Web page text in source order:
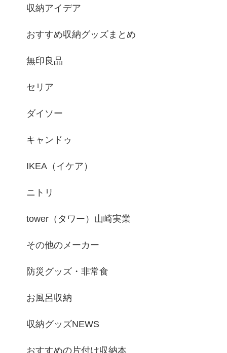
収納アイデア
おすすめ収納グッズまとめ
無印良品
セリア
ダイソー
キャンドゥ
IKEA（イケア）
ニトリ
tower（タワー）山崎実業
その他のメーカー
防災グッズ・非常食
お風呂収納
収納グッズNEWS
おすすめの片付け収納本